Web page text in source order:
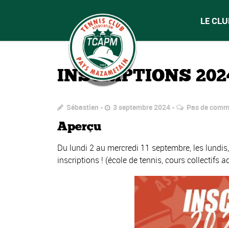
LE
INSCRIPTIONS
Sébastien 3 septembre 2024 Pas de
Aperçu
Du lundi 2 au mercredi 11 septembre, les
inscriptions ! (école de tennis, cours collectifs